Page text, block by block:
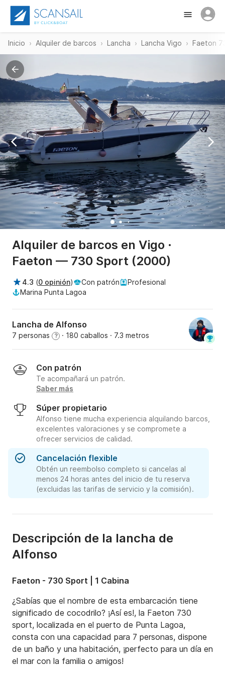
Inicio Alquiler de barcos Lancha Lancha Vigo Faeton
Alquiler de barcos en Vigo ·
Faeton — 730 Sport (2000)
4.3 (0 opinión) Con patrón
Profesional
Marina Punta Lagoa
Lancha de Alfonso
7 personas ? · 180 caballos · 7.3 metros
Con patrón
Te acompañará un patrón.
Saber más
Súper propietario
Alfonso tiene mucha experiencia alquilando barcos,
excelentes valoraciones y se compromete a
ofrecer servicios de calidad.
Cancelación flexible
Obtén un reembolso completo si cancelas al
menos 24 horas antes del inicio de tu reserva
(excluidas las tarifas de servicio y la comisión).
Descripción de la lancha de
Alfonso
Faeton - 730 Sport | 1 Cabina
¿Sabías que el nombre de esta embarcación tiene
significado de cocodrilo? ¡Así es!, la Faeton 730
sport, localizada en el puerto de Punta Lagoa,
consta con una capacidad para 7 personas, dispone
de un baño y una habitación, ¡perfecto para un día en
el mar con la familia o amigos!